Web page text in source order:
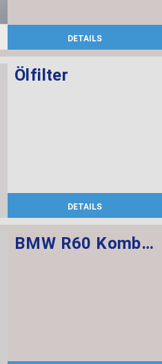
DETAILS
Ölfilter
DETAILS
BMW R60 Kombischalter links L=520